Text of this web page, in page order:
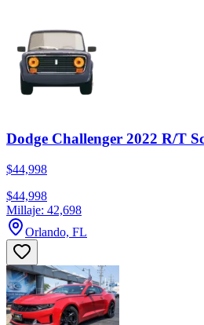
Dodge Challenger 2022 R/T
$44,998
$44,998
Millaje: 42,698
Orlando, FL